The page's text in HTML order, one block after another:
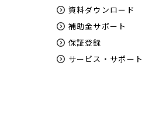
資料ダウンロード
補助金サポート
保証登録
サービス・サポート